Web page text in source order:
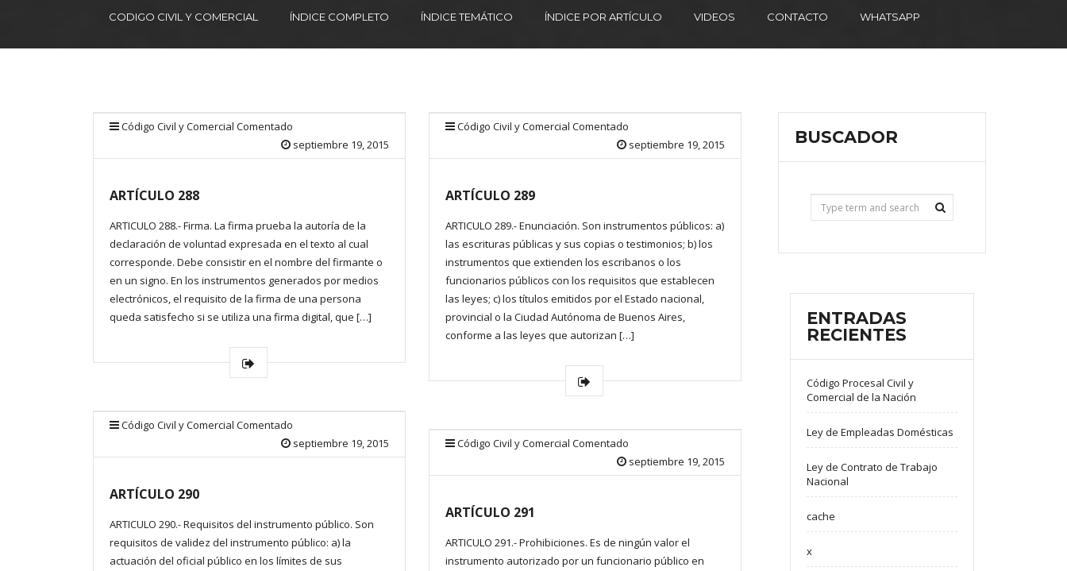
CODIGO CIVIL Y COMERCIAL ÍNDICE COMPLETO ÍNDICE TEMÁTICO ÍNDICE POR ARTÍCULO VIDEOS CONTACTO WHATSAPP
Código Civil y Comercial Comentado
septiembre 19, 2015
ARTÍCULO 288
ARTICULO 288.- Firma. La firma prueba la autoría de la
declaración de voluntad expresada en el texto al cual
corresponde. Debe consistir en el nombre del firmante o
en un signo. En los instrumentos generados por medios
electrónicos, el requisito de la firma de una persona
queda satisfecho si se utiliza una firma digital, que […]
Código Civil y Comercial Comentado
septiembre 19, 2015
ARTÍCULO 289
ARTICULO 289.- Enunciación. Son instrumentos públicos: a)
las escrituras públicas y sus copias o testimonios; b) los
instrumentos que extienden los escribanos o los
funcionarios públicos con los requisitos que establecen
las leyes; c) los títulos emitidos por el Estado nacional,
provincial o la Ciudad Autónoma de Buenos Aires,
conforme a las leyes que autorizan […]
Código Civil y Comercial Comentado
septiembre 19, 2015
ARTÍCULO 290
ARTICULO 290.- Requisitos del instrumento público. Son
requisitos de validez del instrumento público: a) la
actuación del oficial público en los límites de sus
Código Civil y Comercial Comentado
septiembre 19, 2015
ARTÍCULO 291
ARTICULO 291.- Prohibiciones. Es de ningún valor el
instrumento autorizado por un funcionario público en
BUSCADOR
ENTRADAS
RECIENTES
Código Procesal Civil y
Comercial de la Nación
Ley de Empleadas Domésticas
Ley de Contrato de Trabajo
Nacional
cache
x